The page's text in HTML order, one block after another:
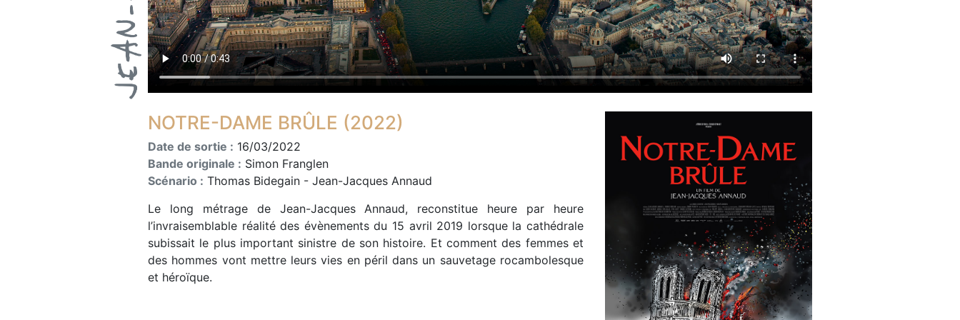
NOTRE-DAME BRÛLE (2022)
Date de sortie : 16/03/2022
Bande originale : Simon Franglen
Scénario : Thomas Bidegain - Jean-Jacques Annaud
Le long métrage de Jean-Jacques Annaud, reconstitue heure par heure
l’invraisemblable réalité des évènements du 15 avril 2019 lorsque la cathédrale
subissait le plus important sinistre de son histoire. Et comment des femmes et
des hommes vont mettre leurs vies en péril dans un sauvetage rocambolesque
et héroïque.